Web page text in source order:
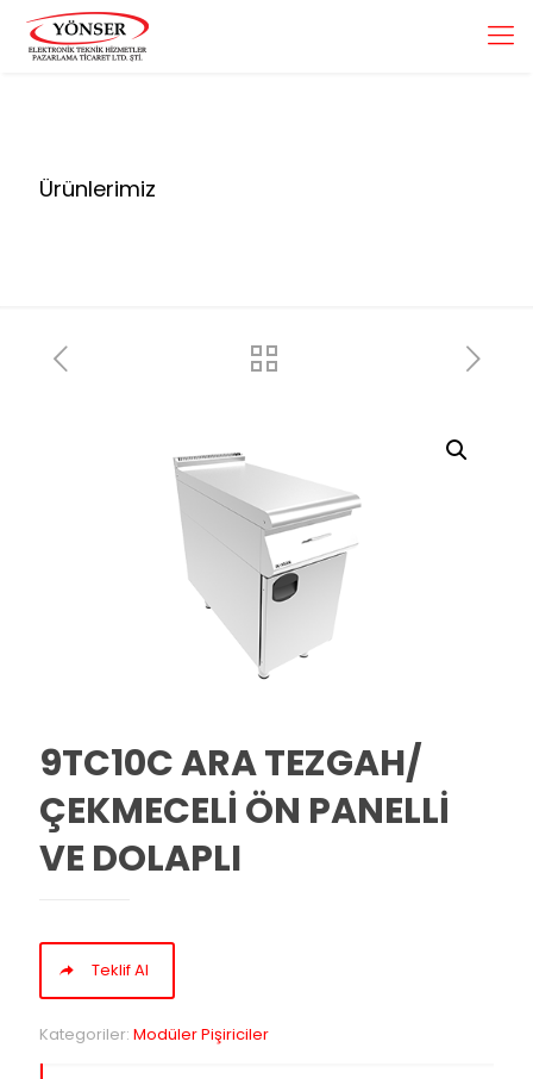
Ürünlerimiz
9TC10C ARA TEZGAH/
ÇEKMECELİ ÖN PANELLİ
VE DOLAPLI
Teklif Al
Kategoriler: Modüler Pişiriciler